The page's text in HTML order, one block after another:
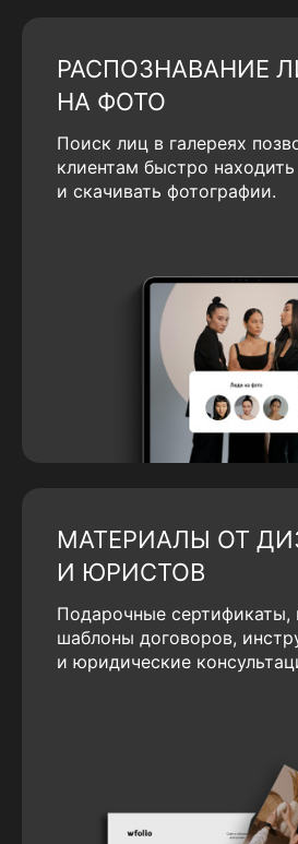
РАСПОЗНАВАНИЕ
НА ФОТО
Поиск лиц в галереях
клиентам быстро находить
и скачивать фотографии.
МАТЕРИАЛЫ ОТ
И ЮРИСТОВ
Подарочные сертификаты,
шаблоны договоров,
и юридические